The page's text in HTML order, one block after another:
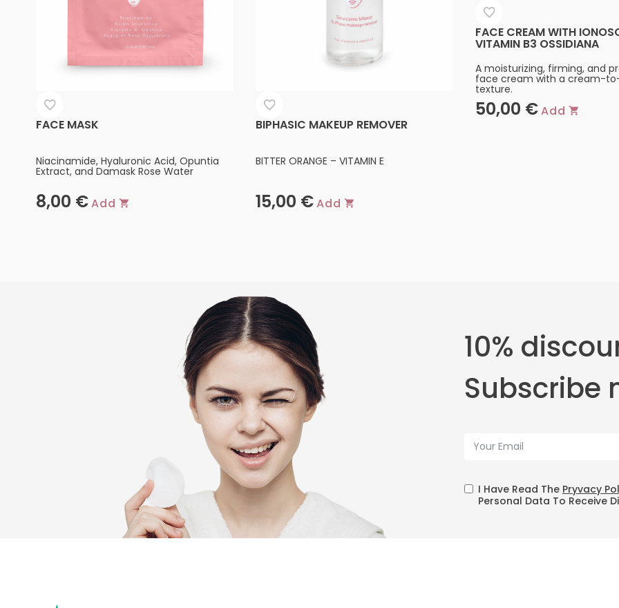
FACE MASK
Niacinamide, Hyaluronic Acid, Opuntia
Extract, and Damask Rose Water
8,00 €Add
BIPHASIC MAKEUP REMOVER
BITTER ORANGE – VITAMIN E
15,00 €Add
FACE CREAM WITH
VITAMIN B3 OSSIDIANA
A moisturizing, firming, and
face cream with a cream-
texture.
50,00 €Add
10%
Subscribe
I Have Read The Pryvacy
Personal Data To Receive